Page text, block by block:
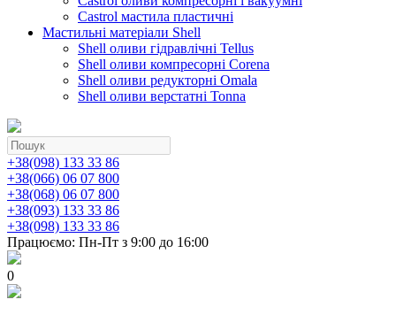
Castrol мастила пластичні
Мастильні матеріали Shell
Shell оливи гідравлічні Tellus
Shell оливи компресорні Corena
Shell оливи редукторні Omala
Shell оливи верстатні Tonna
+38(098) 133 33 86
+38(066) 06 07 800
+38(068) 06 07 800
+38(093) 133 33 86
+38(098) 133 33 86
Працюємо: Пн-Пт з 9:00 до 16:00
0